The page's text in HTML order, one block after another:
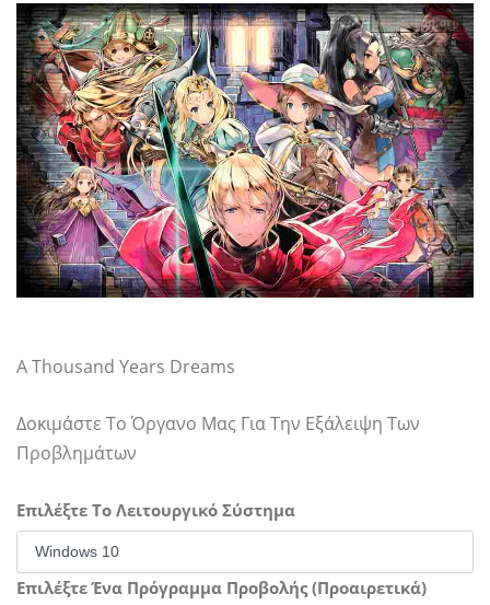
A Thousand Years Dreams
Δοκιμάστε Το Όργανο Μας Για Την Εξάλειψη Των
Προβλημάτων
Επιλέξτε Το Λειτουργικό Σύστημα
Επιλέξτε Ένα Πρόγραμμα Προβολής (Προαιρετικά)